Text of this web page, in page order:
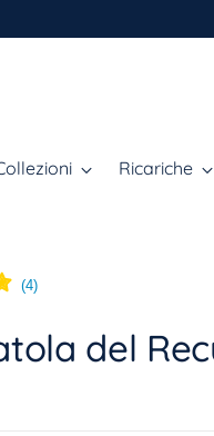
Ricariche
(4)
del